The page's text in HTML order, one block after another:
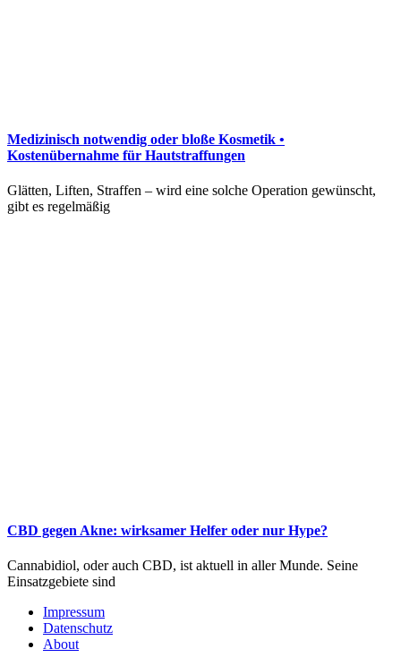
Medizinisch notwendig oder bloße Kosmetik •
Kostenübernahme für Hautstraffungen
Glätten, Liften, Straffen – wird eine solche Operation gewünscht,
gibt es regelmäßig
CBD gegen Akne: wirksamer Helfer oder nur Hype?
Cannabidiol, oder auch CBD, ist aktuell in aller Munde. Seine
Einsatzgebiete sind
Impressum
Datenschutz
About